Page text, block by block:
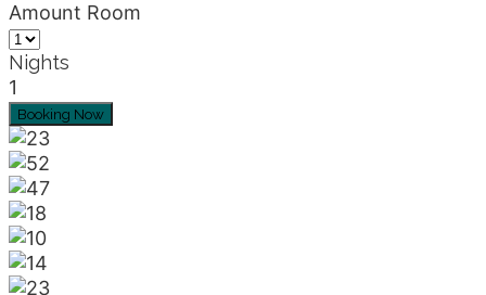
Amount Room
Nights
1
Booking Now